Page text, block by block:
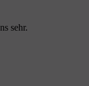
sehr.